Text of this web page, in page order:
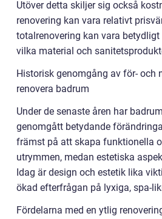
Utöver detta skiljer sig också
renovering kan vara relativt
totalrenovering kan vara betydligt
vilka material och
Historisk genomgång av för- och
renovera badrum
Under de senaste åren har
genomgått betydande
främst på att skapa funktionella
utrymmen, medan estetiska
Idag är design och estetik lika
ökad efterfrågan på lyxiga, spa-
Fördelarna med en ytlig